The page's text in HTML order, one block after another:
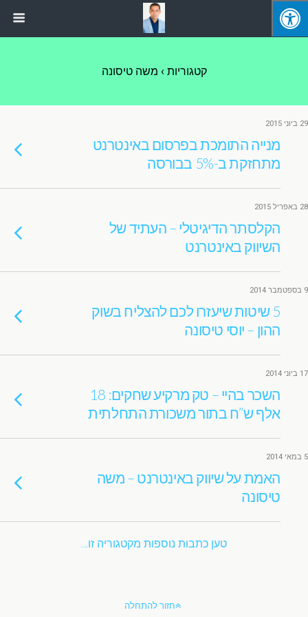
קטגוריות › משה טיסונה
29 ביוני 2015
מנייה התומכת בפרסום באינטרנט
מתחזקת ב-5% בבורסה
28 באפריל 2015
הקלסתר הדיגיטלי – העתיד של
השיווק באינטרנט
9 בספטמבר 2014
5 שיטות שיעזרו לכם להצליח בשוק
ההון – יוסי טיסונה
17 ביוני 2014
השכר בהיי – טק מרקיע שחקים: 18
אלף ש”ח בתור משכורת התחלתית
5 במאי 2014
האמת על שיווק באינטרנט – משה
טיסונה
טען כתבות נוספות מקטגוריה זו…
חזור להתחלה